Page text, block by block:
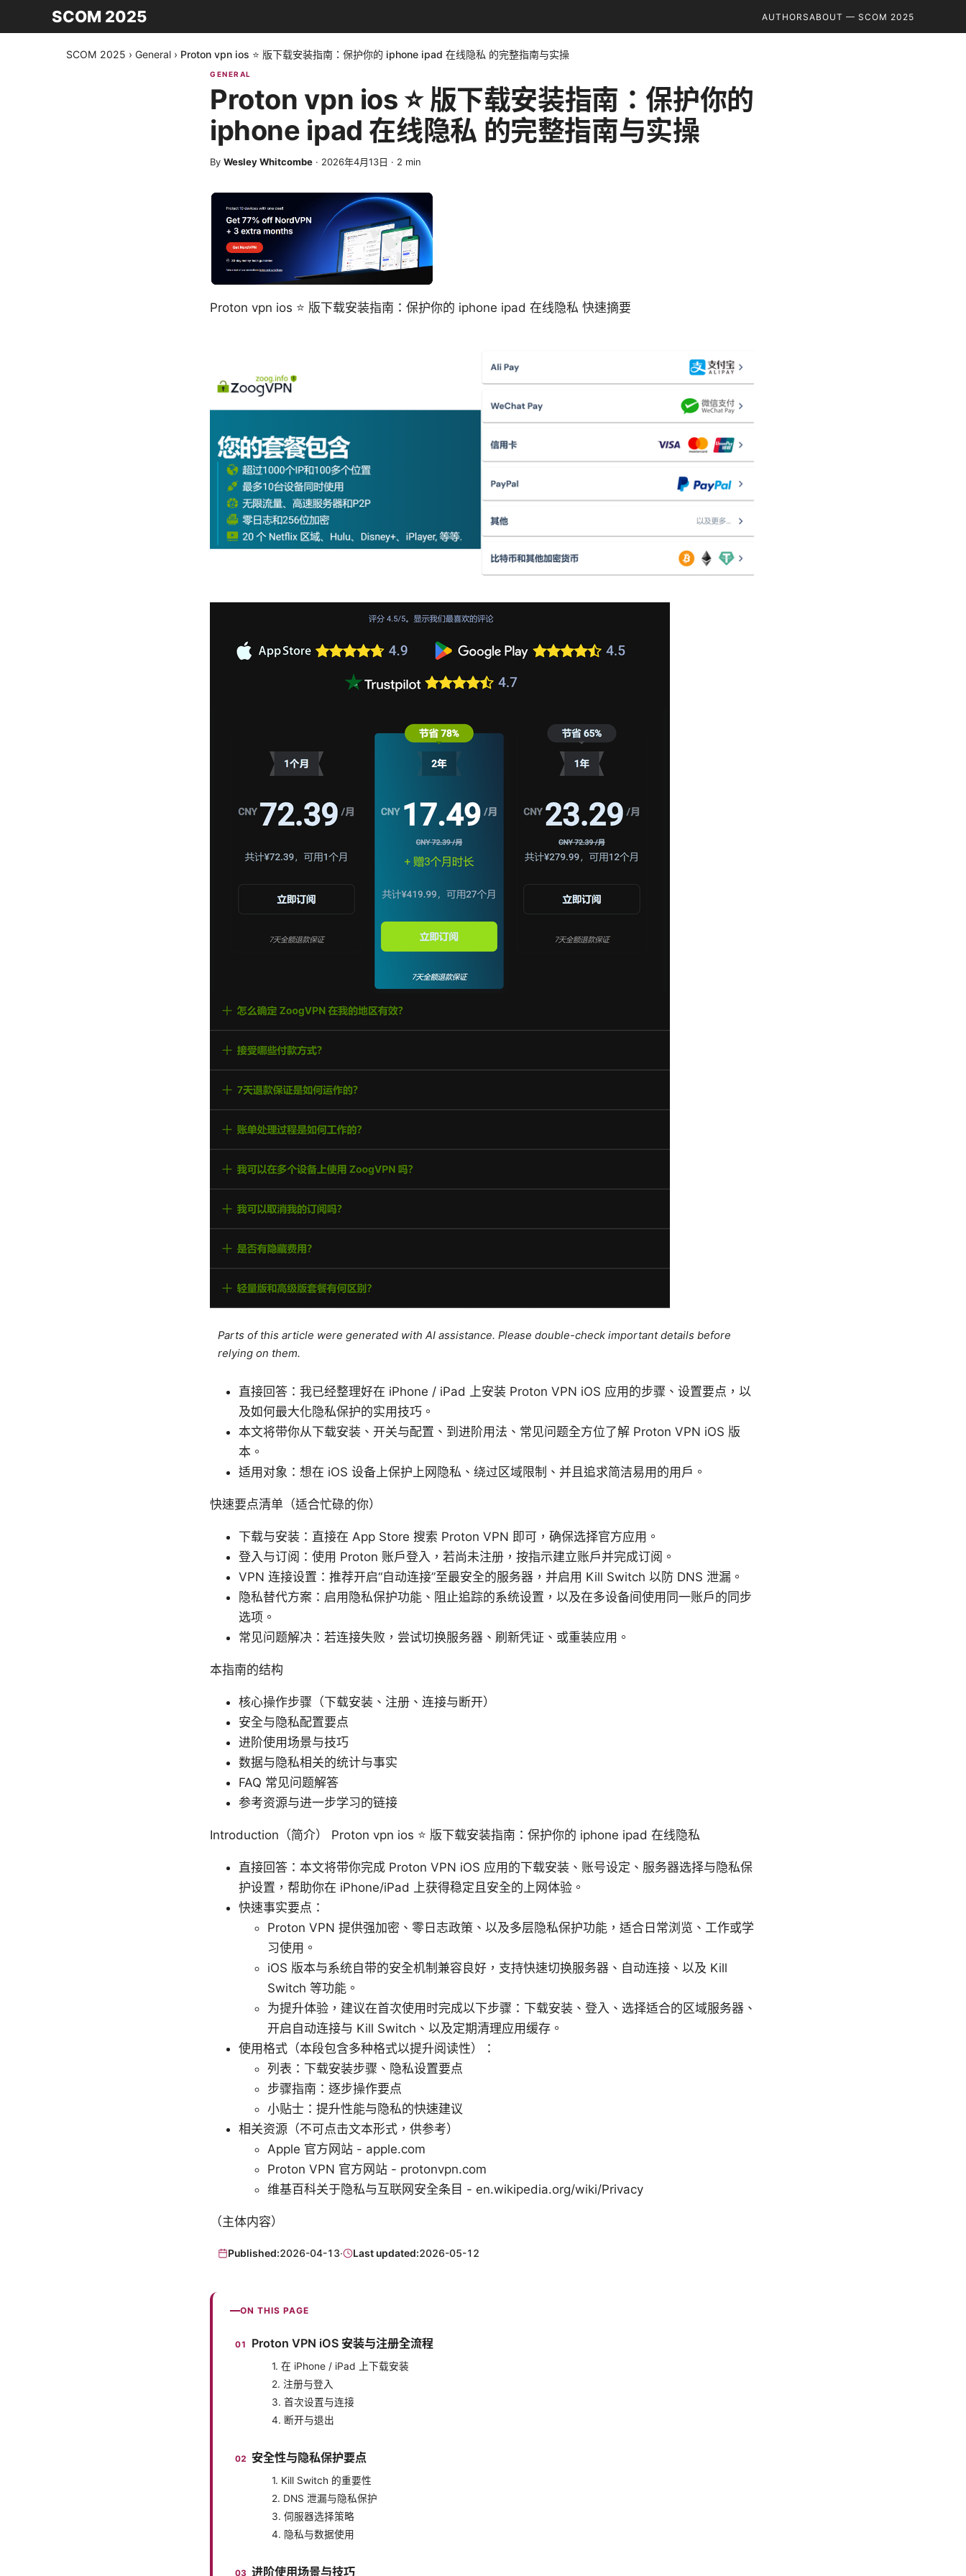
SCOM 2025 AUTHORSABOUT — SCOM 2025
SCOM 2025 › General › Proton vpn ios ⭐ 版下载安装指南：保护你的 iphone ipad 在线隐私 的完整指南与实操
GENERAL
Proton vpn ios ⭐ 版下载安装指南：保护你的
iphone ipad 在线隐私 的完整指南与实操
By Wesley Whitcombe · 2026年4月13日 · 2 min
Proton vpn ios ⭐ 版下载安装指南：保护你的 iphone ipad 在线隐私 快速摘要
Parts of this article were generated with AI assistance. Please double-check important details before
relying on them.
直接回答：我已经整理好在 iPhone / iPad 上安装 Proton VPN iOS 应用的步骤、设置要点，以
及如何最大化隐私保护的实用技巧。
本文将带你从下载安装、开关与配置、到进阶用法、常见问题全方位了解 Proton VPN iOS 版
本。
适用对象：想在 iOS 设备上保护上网隐私、绕过区域限制、并且追求简洁易用的用户。
快速要点清单（适合忙碌的你）
下载与安装：直接在 App Store 搜索 Proton VPN 即可，确保选择官方应用。
登入与订阅：使用 Proton 账户登入，若尚未注册，按指示建立账户并完成订阅。
VPN 连接设置：推荐开启“自动连接”至最安全的服务器，并启用 Kill Switch 以防 DNS 泄漏。
隐私替代方案：启用隐私保护功能、阻止追踪的系统设置，以及在多设备间使用同一账户的同步
选项。
常见问题解决：若连接失败，尝试切换服务器、刷新凭证、或重装应用。
本指南的结构
核心操作步骤（下载安装、注册、连接与断开）
安全与隐私配置要点
进阶使用场景与技巧
数据与隐私相关的统计与事实
FAQ 常见问题解答
参考资源与进一步学习的链接
Introduction（简介） Proton vpn ios ⭐ 版下载安装指南：保护你的 iphone ipad 在线隐私
直接回答：本文将带你完成 Proton VPN iOS 应用的下载安装、账号设定、服务器选择与隐私保
护设置，帮助你在 iPhone/iPad 上获得稳定且安全的上网体验。
快速事实要点：
Proton VPN 提供强加密、零日志政策、以及多层隐私保护功能，适合日常浏览、工作或学
习使用。
iOS 版本与系统自带的安全机制兼容良好，支持快速切换服务器、自动连接、以及 Kill
Switch 等功能。
为提升体验，建议在首次使用时完成以下步骤：下载安装、登入、选择适合的区域服务器、
开启自动连接与 Kill Switch、以及定期清理应用缓存。
使用格式（本段包含多种格式以提升阅读性）：
列表：下载安装步骤、隐私设置要点
步骤指南：逐步操作要点
小贴士：提升性能与隐私的快速建议
相关资源（不可点击文本形式，供参考）
Apple 官方网站 - apple.com
Proton VPN 官方网站 - protonvpn.com
维基百科关于隐私与互联网安全条目 - en.wikipedia.org/wiki/Privacy
（主体内容）
Published:2026-04-13· Last updated:2026-05-12
ON THIS PAGE
Proton VPN iOS 安装与注册全流程
1. 在 iPhone / iPad 上下载安装
2. 注册与登入
3. 首次设置与连接
4. 断开与退出
安全性与隐私保护要点
1. Kill Switch 的重要性
2. DNS 泄漏与隐私保护
3. 伺服器选择策略
4. 隐私与数据使用
进阶使用场景与技巧